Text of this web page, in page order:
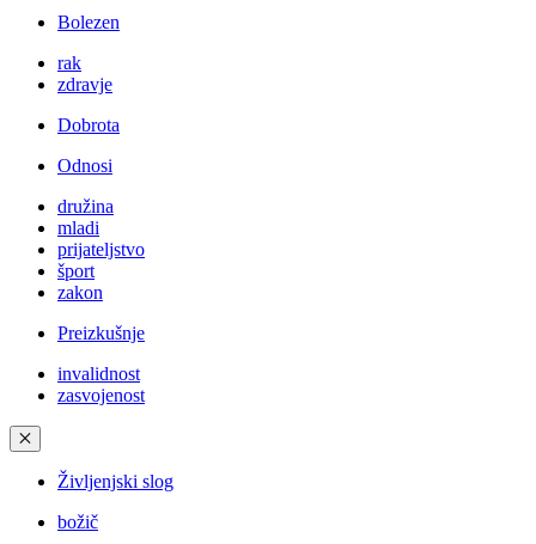
Bolezen
rak
zdravje
Dobrota
Odnosi
družina
mladi
prijateljstvo
šport
zakon
Preizkušnje
invalidnost
zasvojenost
✕
Življenjski slog
božič